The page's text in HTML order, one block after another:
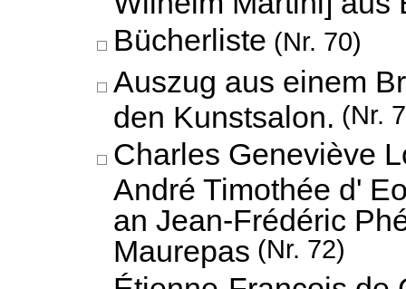
Bücherliste (Nr. 70)
Auszug aus einem
den Kunstsalon. (Nr.
Charles Geneviève
André Timothée d'
an Jean-Frédéric
Maurepas (Nr. 72)